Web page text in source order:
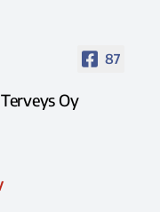
87
Oy